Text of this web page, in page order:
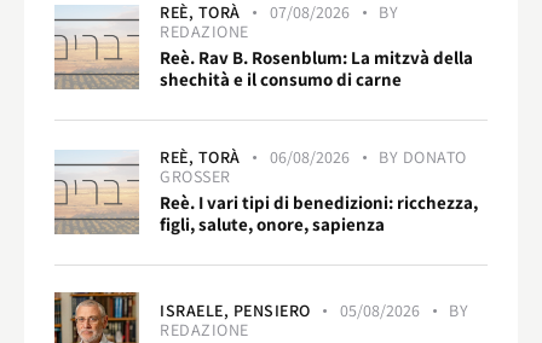
REÈ, TORÀ 07/08/2026
BY
REDAZIONE
Reè. Rav B. Rosenblum: La mitzvà della
shechità e il consumo di carne
REÈ, TORÀ 06/08/2026 BY DONATO
GROSSER
Reè. I vari tipi di benedizioni: ricchezza,
figli, salute, onore, sapienza
ISRAELE, PENSIERO 05/08/2026
BY
REDAZIONE